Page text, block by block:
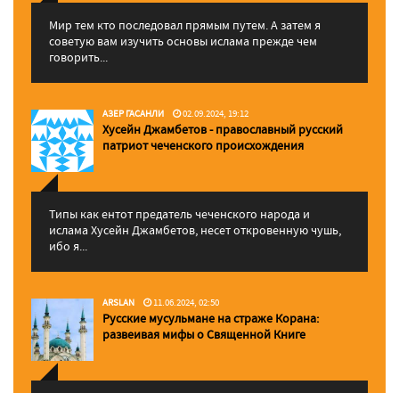
Мир тем кто последовал прямым путем. А затем я
советую вам изучить основы ислама прежде чем
говорить...
АЗЕР ГАСАНЛИ 02.09.2024, 19:12
Хусейн Джамбетов - православный русский
патриот чеченского происхождения
Типы как ентот предатель чеченского народа и
ислама Хусейн Джамбетов, несет откровенную чушь,
ибо я...
ARSLAN 11.06.2024, 02:50
Русские мусульмане на страже Корана:
pазвеивая мифы о Священной Книге